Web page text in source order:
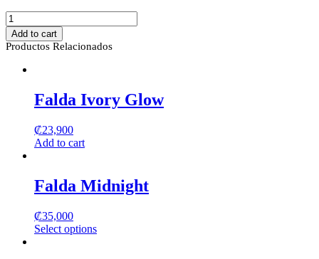
Brightening
Toner
Byoma
Add to cart
Productos Relacionados
Falda Ivory Glow
₡23,900
Add to cart
Falda Midnight
₡35,000
Select options